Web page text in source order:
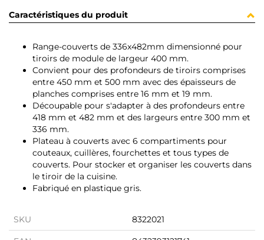
Caractéristiques du produit
Range-couverts de 336x482mm dimensionné pour
tiroirs de module de largeur 400 mm.
Convient pour des profondeurs de tiroirs comprises
entre 450 mm et 500 mm avec des épaisseurs de
planches comprises entre 16 mm et 19 mm.
Découpable pour s'adapter à des profondeurs entre
418 mm et 482 mm et des largeurs entre 300 mm et
336 mm.
Plateau à couverts avec 6 compartiments pour
couteaux, cuillères, fourchettes et tous types de
couverts. Pour stocker et organiser les couverts dans
le tiroir de la cuisine.
Fabriqué en plastique gris.
SKU 8322021